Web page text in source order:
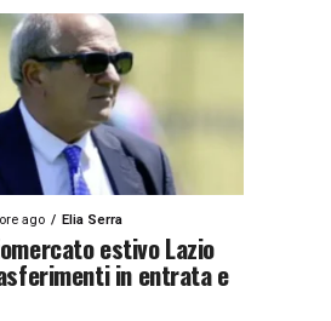
ago Elia Serra
estivo Lazio
in entrata e